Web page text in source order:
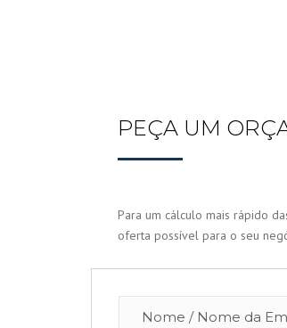
PEÇA UM
Para um cálculo mais rápido
oferta possível para o seu